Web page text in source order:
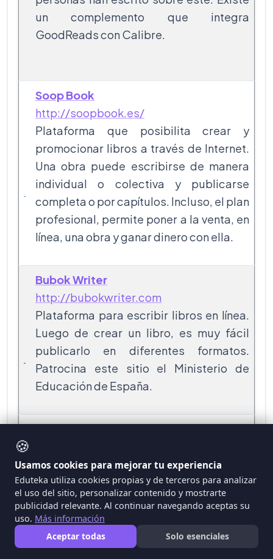
un complemento que integra
GoodReads con Calibre.
Soop Book
http://soopbook.es/
Plataforma que posibilita crear y
promocionar libros a través de Internet.
Una obra puede escribirse de manera
individual o colectiva y publicarse
completa o por capítulos. Incluso, el plan
profesional, permite poner a la venta, en
línea, una obra y ganar dinero con ella.
Bubok Writer
http://bubokwriter.com
Plataforma para escribir libros en línea.
Luego de crear un libro, es muy fácil
publicarlo en diferentes formatos.
Patrocina este sitio el Ministerio de
Educación de España.
Además de ofrecer libros, revistas y
guías de viaje en español, este sitio
proporciona un servicio editorial para
crear y publicar en línea, libros
electrónicos.
🍪
Usamos cookies para mejorar tu experiencia
Eduteka utiliza cookies propias y de terceros para analizar
el uso del sitio, personalizar contenido y mostrarte
publicidad relevante. Al continuar navegando aceptas su
uso. Más información
Aceptar todas
Solo esenciales